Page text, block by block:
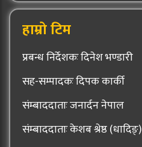
हाम्रो टिम
प्रबन्ध निर्देशकः दिनेश भण्डारी
सह-सम्पादकः दिपक कार्की
संम्बाददाताः जनार्दन नेपाल
संम्बाददाताः केशब श्रेष्ठ (धादिङ्)